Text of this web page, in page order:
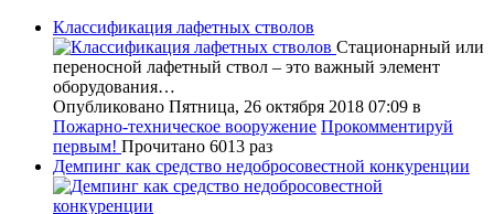
Классификация лафетных стволов
Стационарный или
переносной лафетный ствол – это важный элемент
оборудования…
Опубликовано Пятница, 26 октября 2018 07:09 в
Пожарно-техническое вооружение Прокомментируй
первым! Прочитано 6013 раз
Демпинг как средство недобросовестной конкуренции